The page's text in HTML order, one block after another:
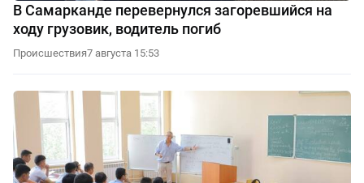
В Самарканде перевернулся загоревшийся на
ходу грузовик, водитель погиб
Происшествия7 августа 15:53